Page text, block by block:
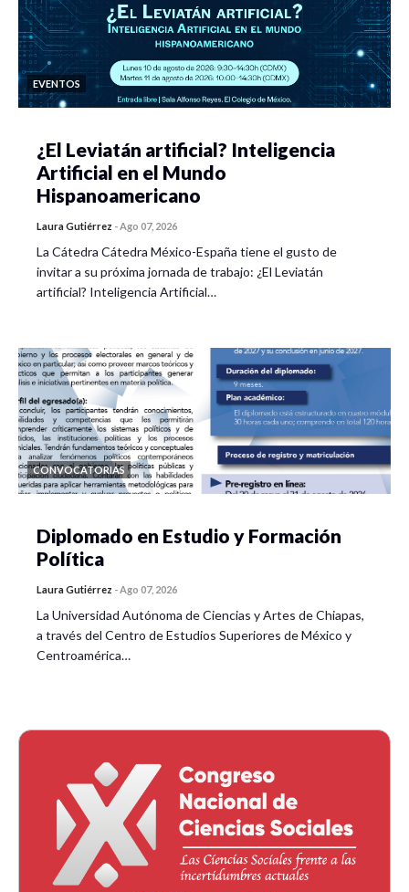
EVENTOS
¿El Leviatán artificial? Inteligencia
Artificial en el Mundo
Hispanoamericano
Laura Gutiérrez -Ago 07, 2026
La Cátedra Cátedra México-España tiene el gusto de
invitar a su próxima jornada de trabajo: ¿El Leviatán
artificial? Inteligencia Artificial…
CONVOCATORIAS
Diplomado en Estudio y Formación
Política
Laura Gutiérrez -Ago 07, 2026
La Universidad Autónoma de Ciencias y Artes de Chiapas,
a través del Centro de Estudios Superiores de México y
Centroamérica…